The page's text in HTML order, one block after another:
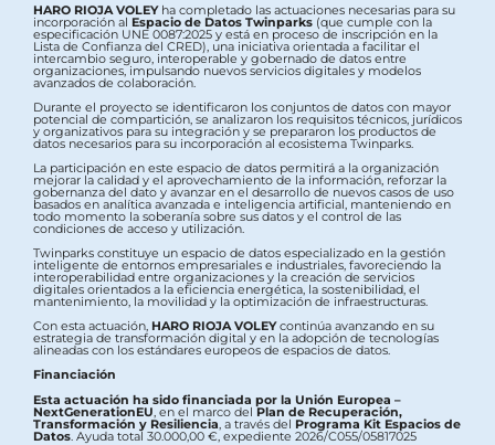
HARO RIOJA VOLEYha completado las actuaciones necesarias para su
incorporación al Espacio de Datos Twinparks (que cumple con la
especificación UNE 0087:2025 y está en proceso de inscripción en la
Lista de Confianza del CRED), una iniciativa orientada a facilitar el
intercambio seguro, interoperable y gobernado de datos entre
organizaciones, impulsando nuevos servicios digitales y modelos
avanzados de colaboración.
Durante el proyecto se identificaron los conjuntos de datos con mayor
potencial de compartición, se analizaron los requisitos técnicos, jurídicos
y organizativos para su integración y se prepararon los productos de
datos necesarios para su incorporación al ecosistema Twinparks.
La participación en este espacio de datos permitirá a la organización
mejorar la calidad y el aprovechamiento de la información, reforzar la
gobernanza del dato y avanzar en el desarrollo de nuevos casos de uso
basados en analítica avanzada e inteligencia artificial, manteniendo en
todo momento la soberanía sobre sus datos y el control de las
condiciones de acceso y utilización.
Twinparks constituye un espacio de datos especializado en la gestión
inteligente de entornos empresariales e industriales, favoreciendo la
interoperabilidad entre organizaciones y la creación de servicios
digitales orientados a la eficiencia energética, la sostenibilidad, el
mantenimiento, la movilidad y la optimización de infraestructuras.
Con esta actuación, HARO RIOJA VOLEYcontinúa avanzando en su
estrategia de transformación digital y en la adopción de tecnologías
alineadas con los estándares europeos de espacios de datos.
Financiación
Esta actuación ha sido financiada por la Unión Europea –
NextGenerationEU , en el marco delPlan de Recuperación,
Transformación y Resiliencia , a través del Programa Kit Espacios de
Datos . Ayuda total 30.000,00 €, expediente 2026/C055/05817025